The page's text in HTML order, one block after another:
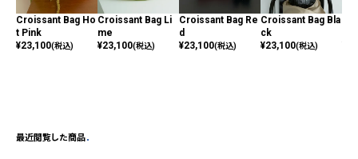
Croissant Bag Ho
t Pink
¥23,100(税込)
Croissant Bag Li
me
¥23,100(税込)
Croissant Bag Re
d
¥23,100(税込)
Croissant Bag Bla
ck
¥23,100(税込)
最近閲覧した商品